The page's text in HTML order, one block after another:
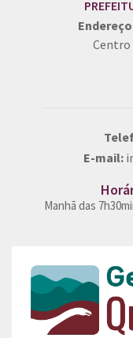
Centro
E-mail:
Manhã das